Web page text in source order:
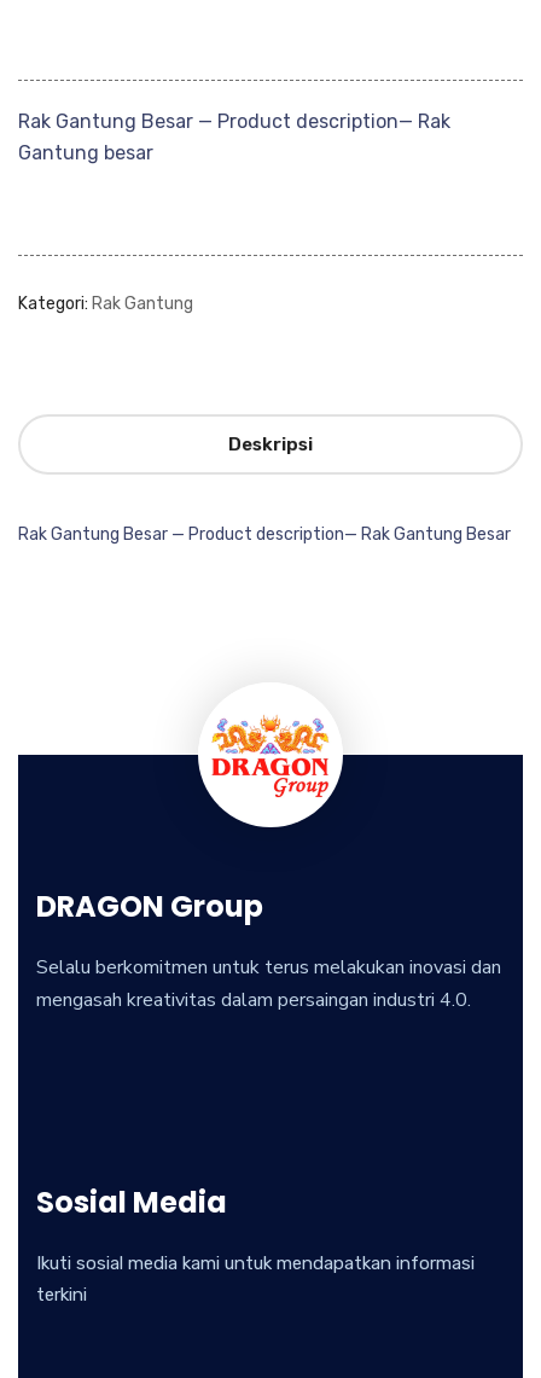
Rak Gantung Besar — Product description— Rak
Gantung besar
Kategori: Rak Gantung
Deskripsi
Rak Gantung Besar — Product description— Rak Gantung Besar
DRAGON Group
Selalu berkomitmen untuk terus melakukan inovasi dan
mengasah kreativitas dalam persaingan industri 4.0.
Sosial Media
Ikuti sosial media kami untuk mendapatkan informasi
terkini